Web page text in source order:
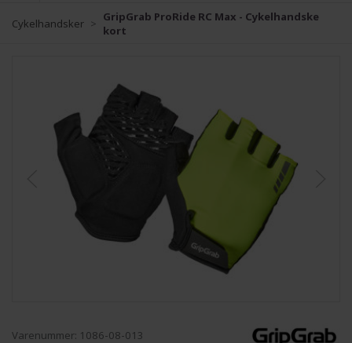
Cykelhandsker
GripGrab ProRide RC Max - Cykelhandske
kort
Varenummer: 1086-08-013